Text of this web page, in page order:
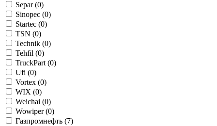
Separ (0)
Sinopec (0)
Startec (0)
TSN (0)
Technik (0)
Tehfil (0)
TruckPart (0)
Ufi (0)
Vortex (0)
WIX (0)
Weichai (0)
Wowiper (0)
Газпромнефть (7)